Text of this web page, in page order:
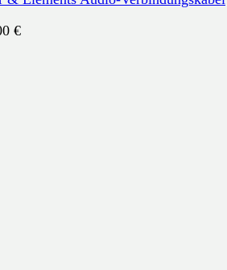
€Preisspanne: